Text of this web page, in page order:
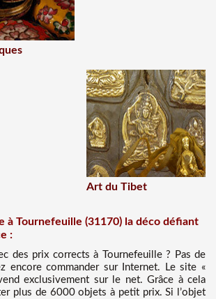
Art du Tibet
à Tournefeuille (31170) la déco défiant
:
des prix corrects à Tournefeuille ? Pas de
encore commander sur Internet. Le site «
exclusivement sur le net. Grâce à cela
plus de 6000 objets à petit prix. Si l’objet